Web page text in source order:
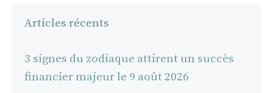
Articles récents
3 signes du zodiaque attirent un succès
financier majeur le 9 août 2026